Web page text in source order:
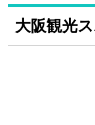
大阪観光